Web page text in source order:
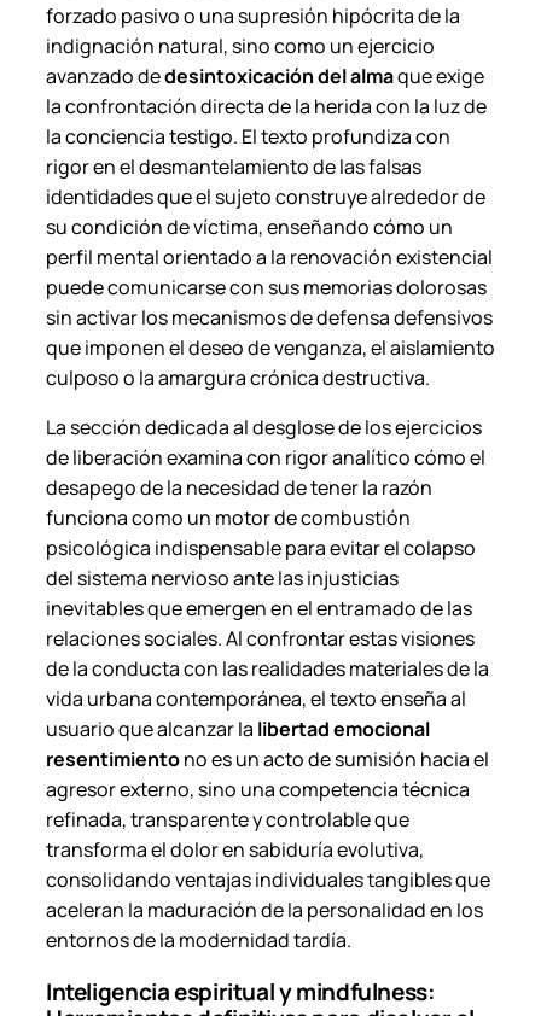
forzado pasivo o una supresión hipócrita de la
indignación natural, sino como un ejercicio
avanzado dedesintoxicación del almaque exige
la confrontación directa de la herida con la luz de
la conciencia testigo. El texto profundiza con
rigor en el desmantelamiento de las falsas
identidades que el sujeto construye alrededor de
su condición de víctima, enseñando cómo un
perfil mental orientado a la renovación existencial
puede comunicarse con sus memorias dolorosas
sin activar los mecanismos de defensa defensivos
que imponen el deseo de venganza, el aislamiento
culposo o la amargura crónica destructiva.
La sección dedicada al desglose de los ejercicios
de liberación examina con rigor analítico cómo el
desapego de la necesidad de tener la razón
funciona como un motor de combustión
psicológica indispensable para evitar el colapso
del sistema nervioso ante las injusticias
inevitables que emergen en el entramado de las
relaciones sociales. Al confrontar estas visiones
de la conducta con las realidades materiales de la
vida urbana contemporánea, el texto enseña al
usuario que alcanzar la libertad emocional
resentimientono es un acto de sumisión hacia el
agresor externo, sino una competencia técnica
refinada, transparente y controlable que
transforma el dolor en sabiduría evolutiva,
consolidando ventajas individuales tangibles que
aceleran la maduración de la personalidad en los
entornos de la modernidad tardía.
Inteligencia espiritual y mindfulness: